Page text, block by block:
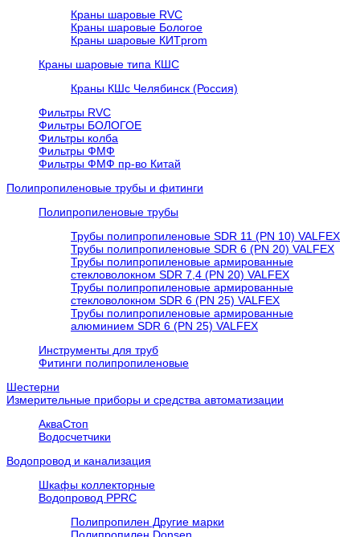
Краны шаровые RVC
Краны шаровые Бологое
Краны шаровые КИТprom
Краны шаровые типа КШС
Краны КШс Челябинск (Россия)
Фильтры RVC
Фильтры БОЛОГОЕ
Фильтры колба
Фильтры ФМФ
Фильтры ФМФ пр-во Китай
Полипропиленовые трубы и фитинги
Полипропиленовые трубы
Трубы полипропиленовые SDR 11 (PN 10) VALFEX
Трубы полипропиленовые SDR 6 (PN 20) VALFEX
Трубы полипропиленовые армированные
стекловолокном SDR 7,4 (PN 20) VALFEX
Трубы полипропиленовые армированные
стекловолокном SDR 6 (PN 25) VALFEX
Трубы полипропиленовые армированные
алюминием SDR 6 (PN 25) VALFEX
Инструменты для труб
Фитинги полипропиленовые
Шестерни
Измерительные приборы и средства автоматизации
АкваСтоп
Водосчетчики
Водопровод и канализация
Шкафы коллекторные
Водопровод PPRC
Полипропилен Другие марки